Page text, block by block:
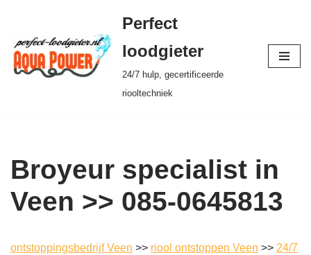
Ga
naar
de
Perfect
loodgieter
24/7 hulp, gecertificeerde
riooltechniek
Broyeur specialist in
Veen >> 085-0645813
ontstoppingsbedrijf Veen >> riool ontstoppen Veen >> 24/7